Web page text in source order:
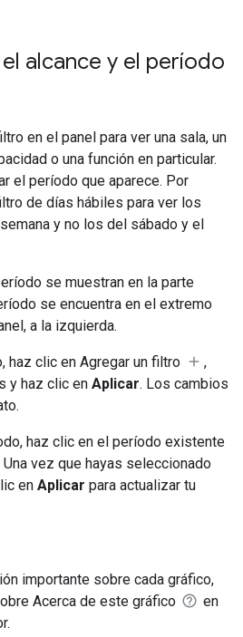
alcance y el período
en el panel para ver una sala, un
o una función en particular.
el período que aparece. Por
de días hábiles para ver los
y no los del sábado y el
se muestran en la parte
se encuentra en el extremo
a la izquierda.
haz clic en Agregar un filtro
,
y haz clic en Aplicar. Los cambios
haz clic en el período existente
vez que hayas seleccionado
en Aplicar para actualizar tu
importante sobre cada gráfico,
Acerca de este gráfico
en